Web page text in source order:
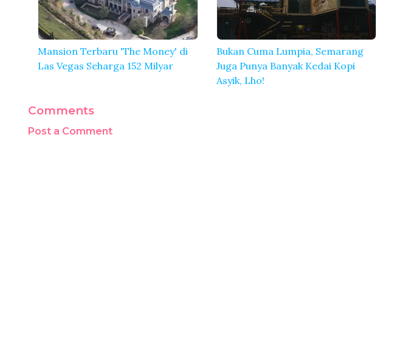
Mansion Terbaru 'The Money' di
Las Vegas Seharga 152 Milyar
Bukan Cuma Lumpia, Semarang
Juga Punya Banyak Kedai Kopi
Asyik, Lho!
Comments
Post a Comment